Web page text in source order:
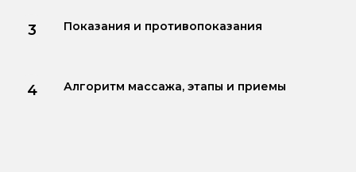
Показания и противопоказания
Алгоритм массажа, этапы и приемы